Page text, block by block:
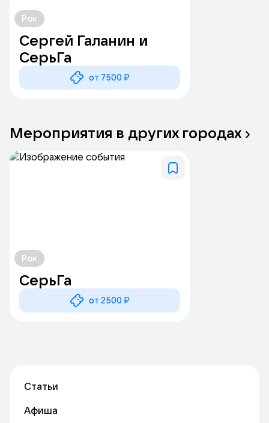
Рок
Сергей Галанин и
СерьГа
от 7500 ₽
Мероприятия в других городах
Рок
СерьГа
от 2500 ₽
Статьи
Афиша